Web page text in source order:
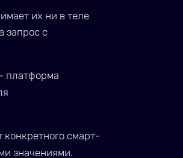
их ни в теле
запрос с
платформа
конкретного смарт-
значениями.